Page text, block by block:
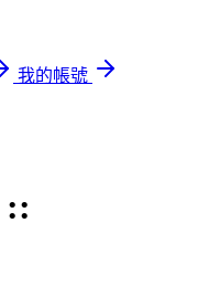
我的帳號
::